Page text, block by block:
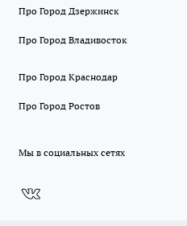
Про Город Дзержинск
Про Город Владивосток
Про Город Краснодар
Про Город Ростов
Мы в социальных сетях